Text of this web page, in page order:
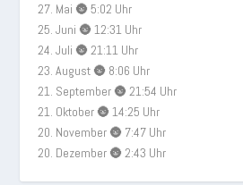
27. Mai 🌚 5:02 Uhr
25. Juni 🌚 12:31 Uhr
24. Juli 🌚 21:11 Uhr
23. August 🌚 8:06 Uhr
21. September 🌚 21:54 Uhr
21. Oktober 🌚 14:25 Uhr
20. November 🌚 7:47 Uhr
20. Dezember 🌚 2:43 Uhr